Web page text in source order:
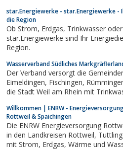
star.Energiewerke - star.Energiewerke -
die Region
Ob Strom, Erdgas, Trinkwasser oder Nahwärme - die
star.Energiewerke sind Ihr
Region.
Wasserverband Südliches
Der Verband versorgt die Gemeinden Binzen,
Eimeldingen, Fischingen, Rümmingen, Schallbach, Wittlingen und
die Stadt Weil am Rhein mit
Willkommen | ENRW -
Rottweil & Spaichingen
Die ENRW Energieversorgung
in den Landkreisen Rottweil, Tuttlingen und Schwarzwald-Baar
mit Strom, Erdgas, Wärme und Wasser. Rund 200 motivierte